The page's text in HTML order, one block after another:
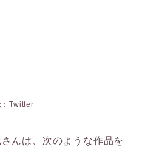
：Twitter
んは、次のような作品を